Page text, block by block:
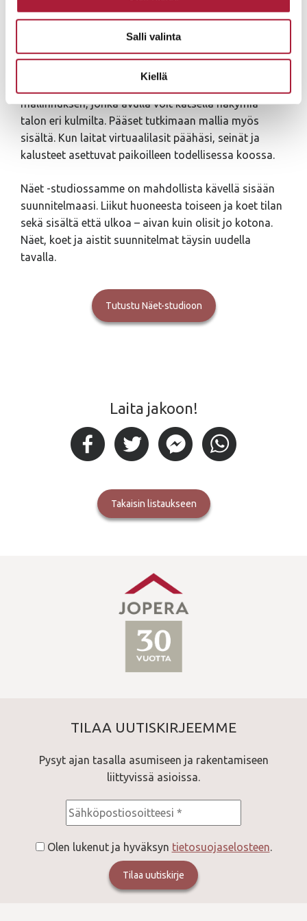
Salli valinta
Kiellä
Unelmiesi koti suunnitellaan juuri sinulle.
löydä sopivaa valmista talomallia, arkkitehtimme
suunnittelevat kotisi yksilöllisesti tai muokkaavat
mallinnuksen, jonka avulla voit katsella näkymiä
talon eri kulmilta. Pääset tutkimaan mallia myös
sisältä. Kun laitat virtuaalilasit päähäsi, seinät ja
kalusteet asettuvat paikoilleen todellisessa koossa.
Näet -studiossamme on mahdollista kävellä sisään
suunnitelmaasi. Liikut huoneesta toiseen ja koet tilan
sekä sisältä että ulkoa – aivan kuin olisit jo kotona.
Näet, koet ja aistit suunnitelmat täysin uudella
tavalla.
Tutustu Näet-studioon
Laita jakoon!
takaisin listaukseen
TILAA UUTISKIRJEEMME
Pysyt ajan tasalla asumiseen ja rakentamiseen
liittyvissä asioissa.
Consent *
Olen lukenut ja hyväksyn tietosuojaselosteen.